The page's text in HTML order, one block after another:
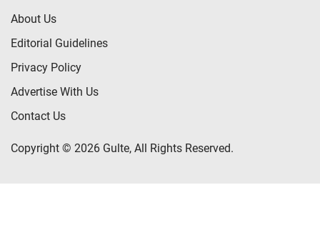
About Us
Editorial Guidelines
Privacy Policy
Advertise With Us
Contact Us
Copyright © 2026 Gulte, All Rights Reserved.